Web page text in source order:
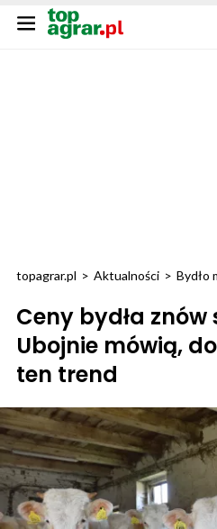
topagrar.pl > Aktualności > Bydło
Ceny bydła
Ubojnie mówią,
ten trend